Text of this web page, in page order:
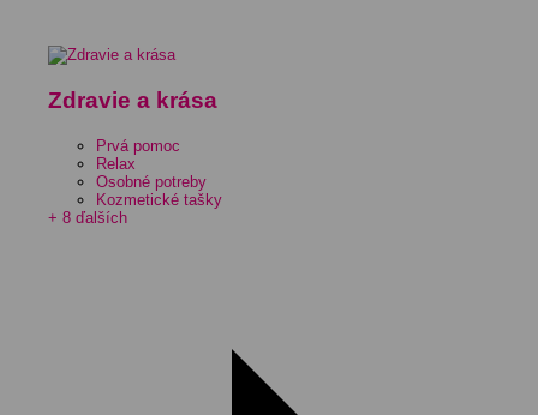
Zdravie a krása
Prvá pomoc
Relax
Osobné potreby
Kozmetické tašky
+ 8 ďalších